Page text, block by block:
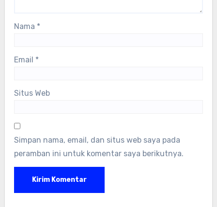
Nama *
Email *
Situs Web
Simpan nama, email, dan situs web saya pada
peramban ini untuk komentar saya berikutnya.